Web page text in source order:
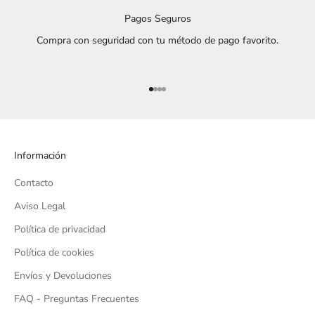
Pagos Seguros
Compra con seguridad con tu método de pago favorito.
Ir al artículo 1
Ir al artículo 2
Ir al artículo 3
Ir al artículo 4
Información
Contacto
Aviso Legal
Política de privacidad
Política de cookies
Envíos y Devoluciones
FAQ - Preguntas Frecuentes